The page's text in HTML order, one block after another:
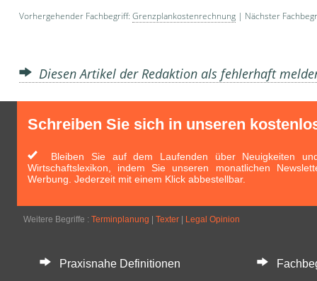
Vorhergehender Fachbegriff: Grenzplankostenrechnung | Nächster
Diesen Artikel der Redaktion als fehlerhaft
Schreiben Sie sich in unseren
Bleiben Sie auf dem Laufenden über Neuigkeiten
Wirtschaftslexikon, indem Sie unseren monatlichen
Werbung. Jederzeit mit einem Klick abbestellbar.
Weitere Begriffe : Terminplanung Texter Legal Opinion
Praxisnahe Definitionen